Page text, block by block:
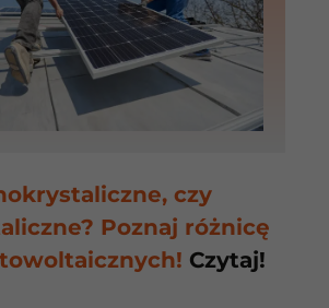
czy
Poznaj różnicę
Czytaj!